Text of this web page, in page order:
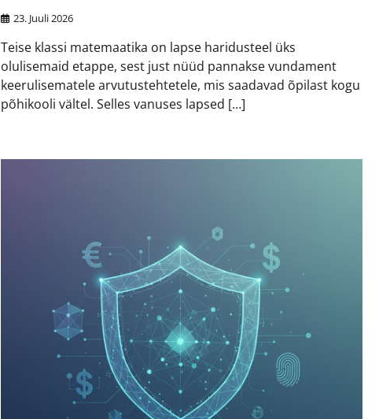
23. Juuli 2026
Teise klassi matemaatika on lapse haridusteel üks
olulisemaid etappe, sest just nüüd pannakse vundament
keerulisematele arvutustehtetele, mis saadavad õpilast kogu
põhikooli vältel. Selles vanuses lapsed […]